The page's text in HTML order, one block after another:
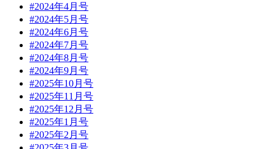
#2024年4月号
#2024年5月号
#2024年6月号
#2024年7月号
#2024年8月号
#2024年9月号
#2025年10月号
#2025年11月号
#2025年12月号
#2025年1月号
#2025年2月号